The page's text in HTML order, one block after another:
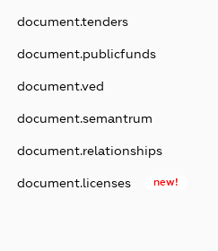
document.tenders
document.publicfunds
document.ved
document.semantrum
document.relationships
document.licenses new!